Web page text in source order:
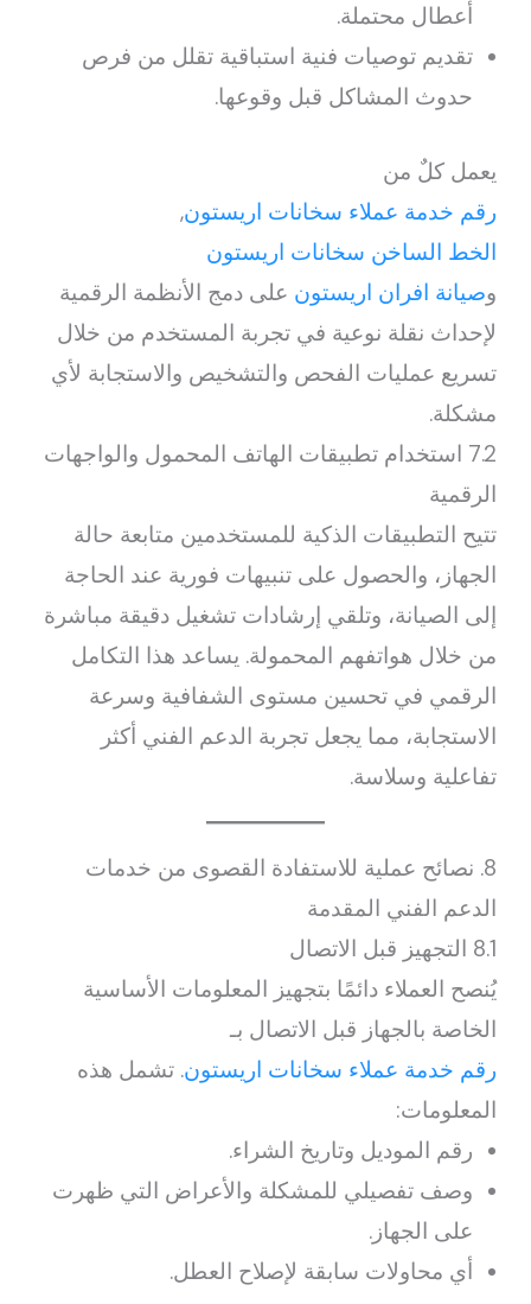
أعطال محتملة.
تقديم توصيات فنية استباقية تقلل من فرص
حدوث المشاكل قبل وقوعها.
يعمل كلٌ من
رقم خدمة عملاء سخانات اريستون,
الخط الساخن سخانات اريستون
وصيانة افران اريستون على دمج الأنظمة الرقمية
لإحداث نقلة نوعية في تجربة المستخدم من خلال
تسريع عمليات الفحص والتشخيص والاستجابة لأي
مشكلة.
7.2 استخدام تطبيقات الهاتف المحمول والواجهات
الرقمية
تتيح التطبيقات الذكية للمستخدمين متابعة حالة
الجهاز، والحصول على تنبيهات فورية عند الحاجة
إلى الصيانة، وتلقي إرشادات تشغيل دقيقة مباشرة
من خلال هواتفهم المحمولة. يساعد هذا التكامل
الرقمي في تحسين مستوى الشفافية وسرعة
الاستجابة، مما يجعل تجربة الدعم الفني أكثر
تفاعلية وسلاسة.
8. نصائح عملية للاستفادة القصوى من خدمات
الدعم الفني المقدمة
8.1 التجهيز قبل الاتصال
يُنصح العملاء دائمًا بتجهيز المعلومات الأساسية
الخاصة بالجهاز قبل الاتصال بـ
رقم خدمة عملاء سخانات اريستون. تشمل هذه
المعلومات:
رقم الموديل وتاريخ الشراء.
وصف تفصيلي للمشكلة والأعراض التي ظهرت
على الجهاز.
أي محاولات سابقة لإصلاح العطل.